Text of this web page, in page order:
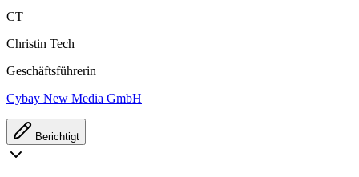
CT
Christin Tech
Geschäftsführerin
Cybay New Media GmbH
Berichtigt